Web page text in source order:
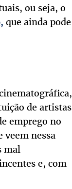
ou seja, o
que ainda pode
de artistas
emprego no
veem nessa
mal-
e, com